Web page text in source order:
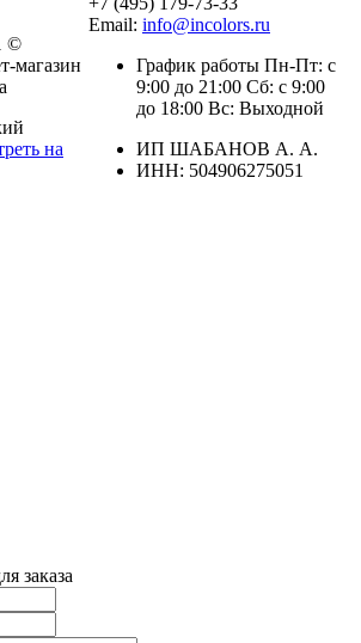
©
магазин
на
Email: info@incolors.ru
График работы Пн-Пт: с
9:00 до 21:00 Сб: с 9:00
до 18:00 Вс: Выходной
ИП ШАБАНОВ А. А.
ИНН: 504906275051
заказа